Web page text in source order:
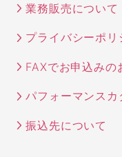
業務販売について
プライバシーポリ
FAXでお申込みの
パフォーマンスカ
振込先について